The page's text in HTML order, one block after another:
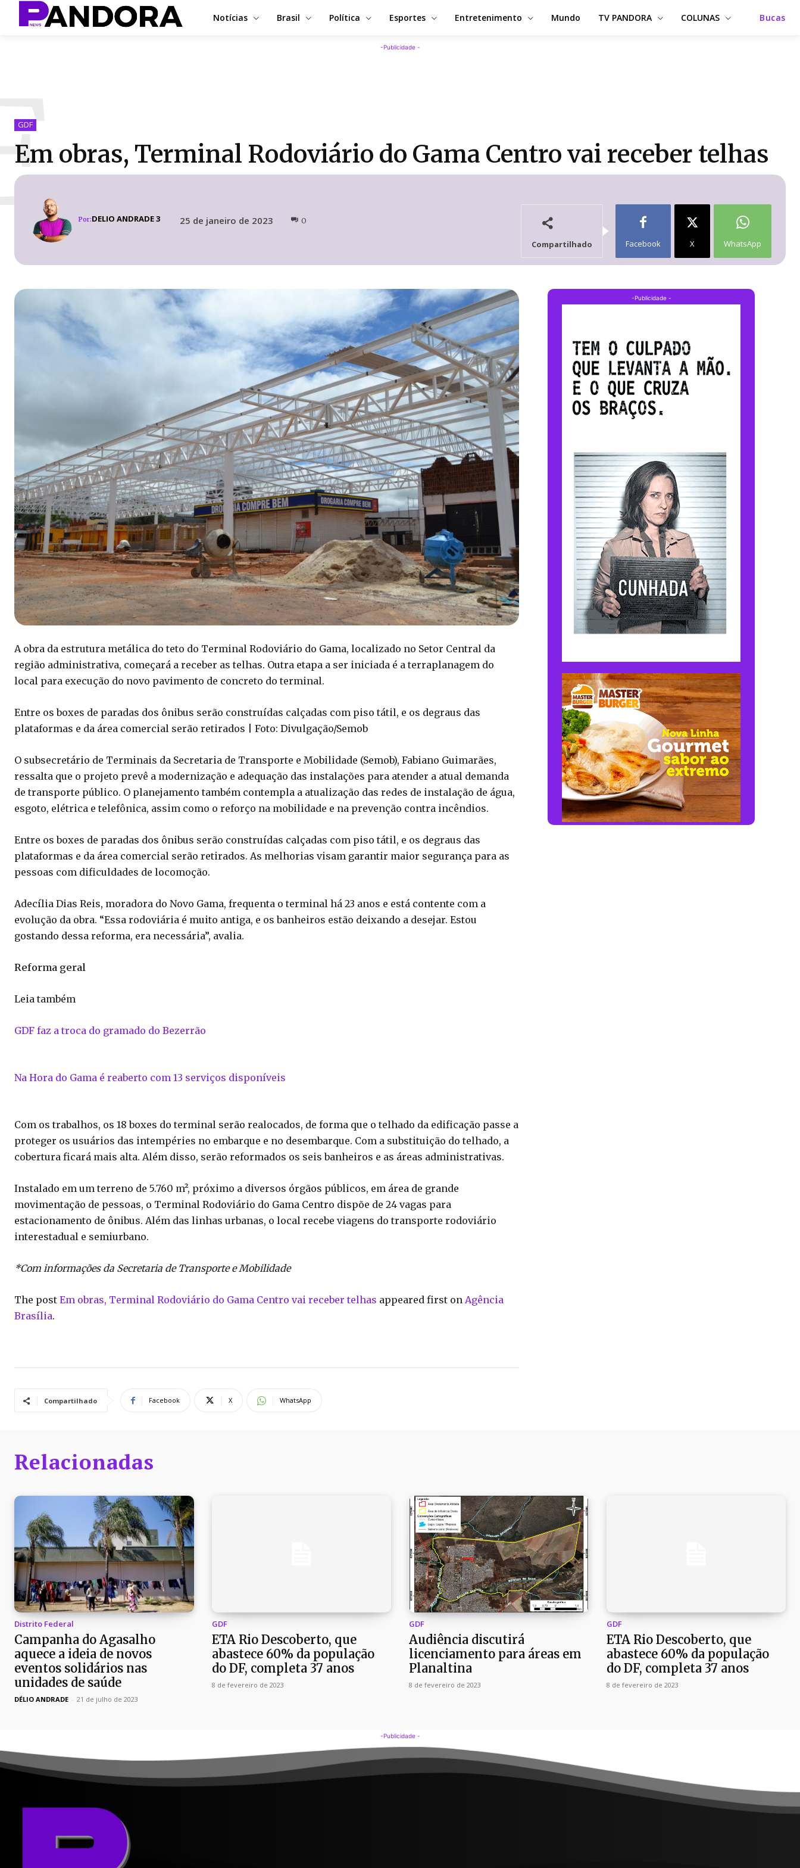
Notícias Brasil Política Esportes Entretenimento Mundo TV PANDORA COLUNAS Bucas
-Publicidade -
GDF
Em obras, Terminal Rodoviário do Gama Centro vai receber telhas
Por:DELIO ANDRADE 3 25 de janeiro de 2023 0
Compartilhado Facebook X WhatsApp
A obra da estrutura metálica do teto do Terminal Rodoviário do Gama, localizado no Setor Central da
região administrativa, começará a receber as telhas. Outra etapa a ser iniciada é a terraplanagem do
local para execução do novo pavimento de concreto do terminal.
Entre os boxes de paradas dos ônibus serão construídas calçadas com piso tátil, e os degraus das
plataformas e da área comercial serão retirados | Foto: Divulgação/Semob
O subsecretário de Terminais da Secretaria de Transporte e Mobilidade (Semob), Fabiano Guimarães,
ressalta que o projeto prevê a modernização e adequação das instalações para atender a atual demanda
de transporte público. O planejamento também contempla a atualização das redes de instalação de água,
esgoto, elétrica e telefônica, assim como o reforço na mobilidade e na prevenção contra incêndios.
Entre os boxes de paradas dos ônibus serão construídas calçadas com piso tátil, e os degraus das
plataformas e da área comercial serão retirados. As melhorias visam garantir maior segurança para as
pessoas com dificuldades de locomoção.
Adecília Dias Reis, moradora do Novo Gama, frequenta o terminal há 23 anos e está contente com a
evolução da obra. “Essa rodoviária é muito antiga, e os banheiros estão deixando a desejar. Estou
gostando dessa reforma, era necessária”, avalia.
Reforma geral
Leia também
GDF faz a troca do gramado do Bezerrão
Na Hora do Gama é reaberto com 13 serviços disponíveis
Com os trabalhos, os 18 boxes do terminal serão realocados, de forma que o telhado da edificação passe a
proteger os usuários das intempéries no embarque e no desembarque. Com a substituição do telhado, a
cobertura ficará mais alta. Além disso, serão reformados os seis banheiros e as áreas administrativas.
Instalado em um terreno de 5.760 m², próximo a diversos órgãos públicos, em área de grande
movimentação de pessoas, o Terminal Rodoviário do Gama Centro dispõe de 24 vagas para
estacionamento de ônibus. Além das linhas urbanas, o local recebe viagens do transporte rodoviário
interestadual e semiurbano.
*Com informações da Secretaria de Transporte e Mobilidade
The post Em obras, Terminal Rodoviário do Gama Centro vai receber telhas appeared first on Agência
Brasília.
Compartilhado Facebook X WhatsApp
-Publicidade -
Relacionadas
Distrito Federal
Campanha do Agasalho
aquece a ideia de novos
eventos solidários nas
unidades de saúde
DÉLIO ANDRADE - 21 de julho de 2023
GDF
ETA Rio Descoberto, que
abastece 60% da população
do DF, completa 37 anos
8 de fevereiro de 2023
GDF
Audiência discutirá
licenciamento para áreas em
Planaltina
8 de fevereiro de 2023
GDF
ETA Rio Descoberto, que
abastece 60% da população
do DF, completa 37 anos
8 de fevereiro de 2023
-Publicidade -